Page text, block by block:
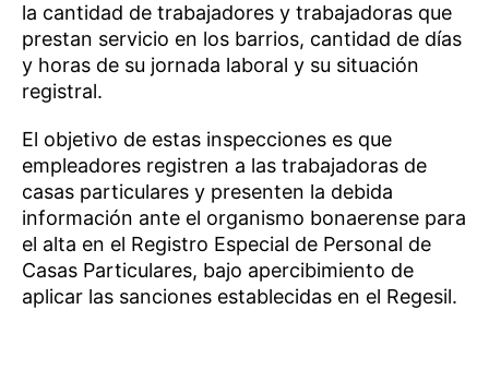
la cantidad de trabajadores y trabajadoras que
prestan servicio en los barrios, cantidad de días
y horas de su jornada laboral y su situación
registral.
El objetivo de estas inspecciones es que
empleadores registren a las trabajadoras de
casas particulares y presenten la debida
información ante el organismo bonaerense para
el alta en el Registro Especial de Personal de
Casas Particulares, bajo apercibimiento de
aplicar las sanciones establecidas en el Regesil.